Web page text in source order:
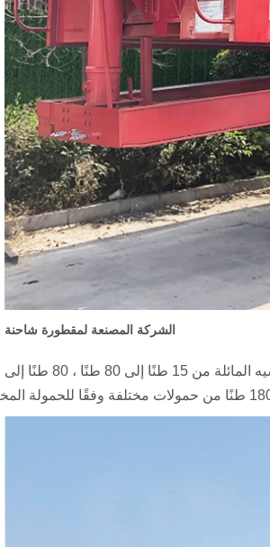
الشركة المصنعة لمقطورة شاحنة
إلى 80 طنًا ،
80 طنًا إلى